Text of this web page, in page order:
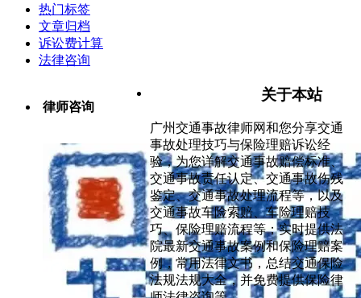
热门标签
文章归档
诉讼费计算
法律咨询
律师咨询
关于本站
广州交通事故律师网和您分享交通
事故处理技巧与保险理赔诉讼经
验，为您详解交通事故赔偿标准、
交通事故责任认定、交通事故伤残
鉴定、交通事故处理流程等，以及
交通事故车险索赔、车险理赔技
巧、保险理赔流程等；实时提供法
院最新交通事故案例和保险理赔案
例，常用法律文书，总结交通保险
法规法规大全，并免费提供保险律